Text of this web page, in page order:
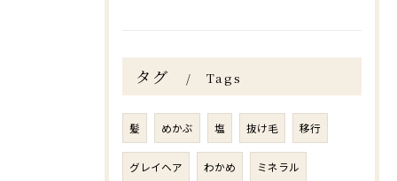
タグ Tags
髪 めかぶ 塩 抜け毛 移行
グレイヘア わかめ ミネラル